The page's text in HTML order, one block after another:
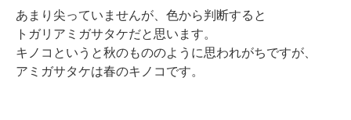
あまり尖っていませんが、色から判断すると
トガリアミガサタケだと思います。
キノコというと秋のもののように思われがちですが、
アミガサタケは春のキノコです。